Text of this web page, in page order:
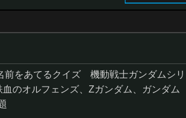
前をあてるクイズ 機動戦士ガンダムシリ
のオルフェンズ、Zガンダム、ガンダム